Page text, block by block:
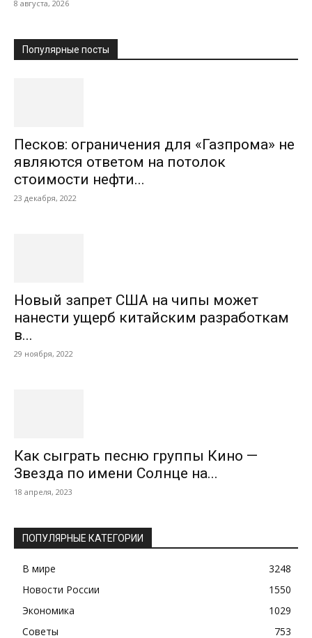
8 августа, 2026
Популярные посты
Песков: ограничения для «Газпрома» не
являются ответом на потолок
стоимости нефти...
23 декабря, 2022
Новый запрет США на чипы может
нанести ущерб китайским разработкам
в...
29 ноября, 2022
Как сыграть песню группы Кино —
Звезда по имени Солнце на...
18 апреля, 2023
ПОПУЛЯРНЫЕ КАТЕГОРИИ
В мире
3248
Новости России
1550
Экономика
1029
Советы
753